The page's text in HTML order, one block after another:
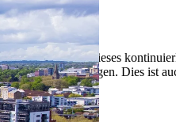
servieren und dieses
Präferenzen festlegen. Dies